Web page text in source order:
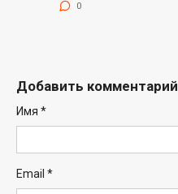
0
Добавить комментарий
Имя *
Email *